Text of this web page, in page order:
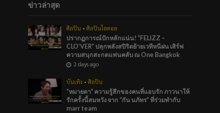
ข่าวล่าสุด
ศิลปิน • ศิลปินไอดอล
ปรากฏการณ์ปักหลักแน่น! “FELIZZ –
CLO’VER” ปลุกพลังสปิริตย้ายเวทีหนีฝน เสิร์ฟ
ความสนุกสะกดแฟนคลับ ณ One Bangkok
2 days ago
บันเทิง • ศิลปิน
“หมายตา” ความรู้สึกของคนที่แอบรัก ภาวนาให้
รักครั้งนี้สมหวัง จาก “กัน นภัทร” ที่ร่วมทำกับ
marr team